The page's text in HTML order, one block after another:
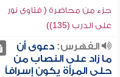
جزء من محاضرة ( فتاوى نور
على الدرب (135))
الفهرس:دعوى أن
ما زاد على النصاب من
حلي المرأة يكون إسرافاً